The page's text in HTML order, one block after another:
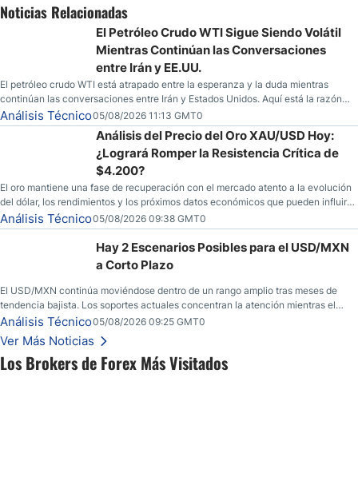
Los Brokers de Forex Más Visitados
Noticias Relacionadas
El Petróleo Crudo WTI Sigue Siendo Volátil
Mientras Continúan las Conversaciones
entre Irán y EE.UU.
El petróleo crudo WTI está atrapado entre la esperanza y la duda mientras
continúan las conversaciones entre Irán y Estados Unidos. Aquí está la razón
por la que los traders pueden querer pensarlo dos veces antes de tomar partido
en este momento.
Análisis Técnico05/08/2026 11:13 GMT0
Análisis del Precio del Oro XAU/USD Hoy:
¿Logrará Romper la Resistencia Crítica de
$4.200?
El oro mantiene una fase de recuperación con el mercado atento a la evolución
del dólar, los rendimientos y los próximos datos económicos que pueden influir
en su dirección.
Análisis Técnico05/08/2026 09:38 GMT0
Hay 2 Escenarios Posibles para el USD/MXN
a Corto Plazo
El USD/MXN continúa moviéndose dentro de un rango amplio tras meses de
tendencia bajista. Los soportes actuales concentran la atención mientras el
mercado busca nuevas referencias.
Análisis Técnico05/08/2026 09:25 GMT0
Ver Más Noticias